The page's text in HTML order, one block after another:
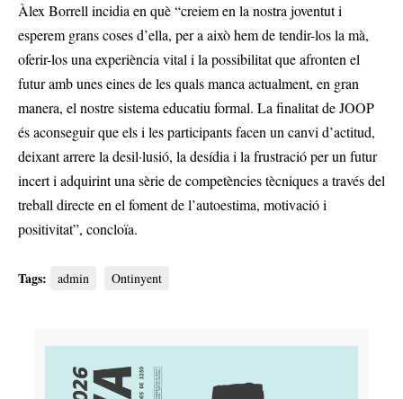
Àlex Borrell incidia en què “creiem en la nostra joventut i
esperem grans coses d’ella, per a això hem de tendir-los la mà,
oferir-los una experiència vital i la possibilitat que afronten el
futur amb unes eines de les quals manca actualment, en gran
manera, el nostre sistema educatiu formal. La finalitat de JOOP
és aconseguir que els i les participants facen un canvi d’actitud,
deixant arrere la desil·lusió, la desídia i la frustració per un futur
incert i adquirint una sèrie de competències tècniques a través del
treball directe en el foment de l’autoestima, motivació i
positivitat”, concloïa.
Tags: admin Ontinyent